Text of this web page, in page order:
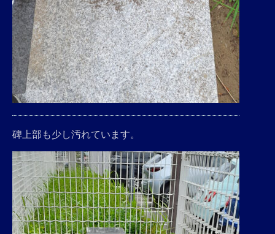
碑上部も少し汚れています。